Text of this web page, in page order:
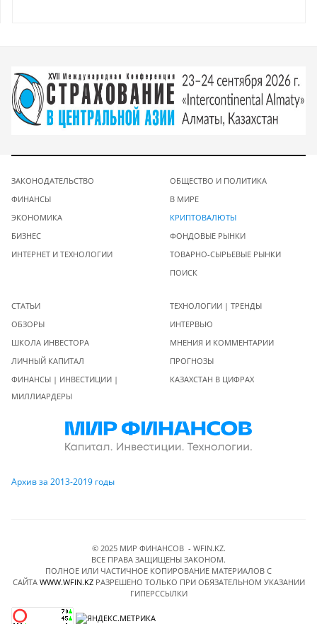
ЗАКОНОДАТЕЛЬСТВО
ФИНАНСЫ
ЭКОНОМИКА
БИЗНЕС
ИНТЕРНЕТ И ТЕХНОЛОГИИ
ОБЩЕСТВО И ПОЛИТИКА
В МИРЕ
КРИПТОВАЛЮТЫ
ФОНДОВЫЕ РЫНКИ
ТОВАРНО-СЫРЬЕВЫЕ РЫНКИ
ПОИСК
СТАТЬИ
ОБЗОРЫ
ШКОЛА ИНВЕСТОРА
ЛИЧНЫЙ КАПИТАЛ
ФИНАНСЫ | ИНВЕСТИЦИИ |
МИЛЛИАРДЕРЫ
ТЕХНОЛОГИИ | ТРЕНДЫ
ИНТЕРВЬЮ
МНЕНИЯ И КОММЕНТАРИИ
ПРОГНОЗЫ
КАЗАХСТАН В ЦИФРАХ
Архив за 2013-2019 годы
© 2025 МИР ФИНАНСОВ - WFIN.KZ.
ВСЕ ПРАВА ЗАЩИЩЕНЫ ЗАКОНОМ.
ПОЛНОЕ ИЛИ ЧАСТИЧНОЕ КОПИРОВАНИЕ МАТЕРИАЛОВ C
САЙТА WWW.WFIN.KZРАЗРЕШЕНО ТОЛЬКО ПРИ ОБЯЗАТЕЛЬНОМ УКАЗАНИИ
ГИПЕРССЫЛКИ